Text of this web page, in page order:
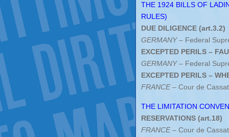
THE 1924 BILLS OF
RULES)
DUE DILIGENCE (art.3.2)
GERMANY– Federal
EXCEPTED PERILS –
GERMANY– Federal
EXCEPTED PERILS –
FRANCE– Cour de
THE LIMITATION
RESERVATIONS (art.18)
FRANCE– Cour de